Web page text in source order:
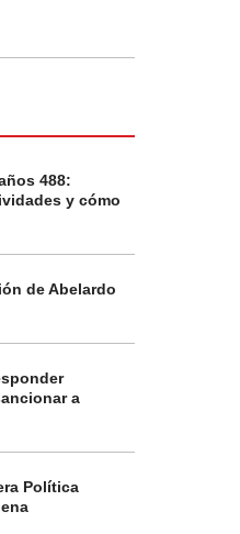
488:
y cómo
de Abelardo
a
Política